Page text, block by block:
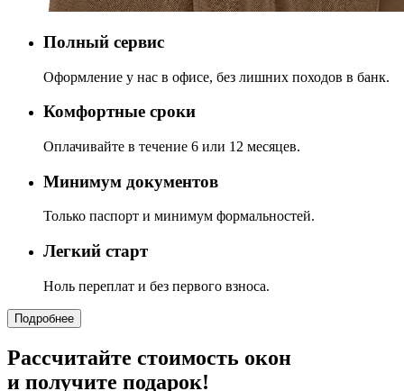
Полный сервис
Оформление у нас в офисе, без лишних походов в банк.
Комфортные сроки
Оплачивайте в течение 6 или 12 месяцев.
Минимум документов
Только паспорт и минимум формальностей.
Легкий старт
Ноль переплат и без первого взноса.
Подробнее
Рассчитайте стоимость окон
и получите подарок!